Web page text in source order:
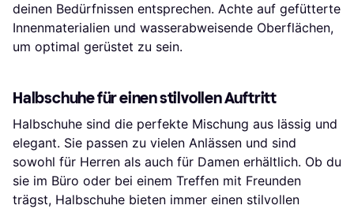
deinen Bedürfnissen entsprechen. Achte auf gefütterte
Innenmaterialien und wasserabweisende Oberflächen,
um optimal gerüstet zu sein.
Halbschuhe für einen stilvollen Auftritt
Halbschuhe sind die perfekte Mischung aus lässig und
elegant. Sie passen zu vielen Anlässen und sind
sowohl für Herren als auch für Damen erhältlich. Ob du
sie im Büro oder bei einem Treffen mit Freunden
trägst, Halbschuhe bieten immer einen stilvollen